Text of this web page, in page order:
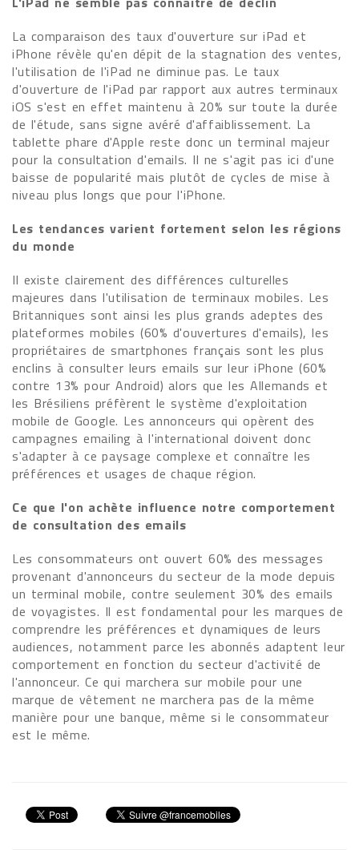
La comparaison des taux d'ouverture sur iPad et
iPhone révèle qu'en dépit de la stagnation des ventes,
l'utilisation de l'iPad ne diminue pas. Le taux
d'ouverture de l'iPad par rapport aux autres terminaux
iOS s'est en effet maintenu à 20% sur toute la durée
de l'étude, sans signe avéré d'affaiblissement. La
tablette phare d'Apple reste donc un terminal majeur
pour la consultation d'emails. Il ne s'agit pas ici d'une
baisse de popularité mais plutôt de cycles de mise à
niveau plus longs que pour l'iPhone.
Les tendances varient fortement selon les régions
du monde
Il existe clairement des différences culturelles
majeures dans l'utilisation de terminaux mobiles. Les
Britanniques sont ainsi les plus grands adeptes des
plateformes mobiles (60% d'ouvertures d'emails), les
propriétaires de smartphones français sont les plus
enclins à consulter leurs emails sur leur iPhone (60%
contre 13% pour Android) alors que les Allemands et
les Brésiliens préfèrent le système d'exploitation
mobile de Google. Les annonceurs qui opèrent des
campagnes emailing à l'international doivent donc
s'adapter à ce paysage complexe et connaître les
préférences et usages de chaque région.
Ce que l'on achète influence notre comportement
de consultation des emails
Les consommateurs ont ouvert 60% des messages
provenant d'annonceurs du secteur de la mode depuis
un terminal mobile, contre seulement 30% des emails
de voyagistes. Il est fondamental pour les marques de
comprendre les préférences et dynamiques de leurs
audiences, notamment parce les abonnés adaptent leur
comportement en fonction du secteur d'activité de
l'annonceur. Ce qui marchera sur mobile pour une
marque de vêtement ne marchera pas de la même
manière pour une banque, même si le consommateur
est le même.